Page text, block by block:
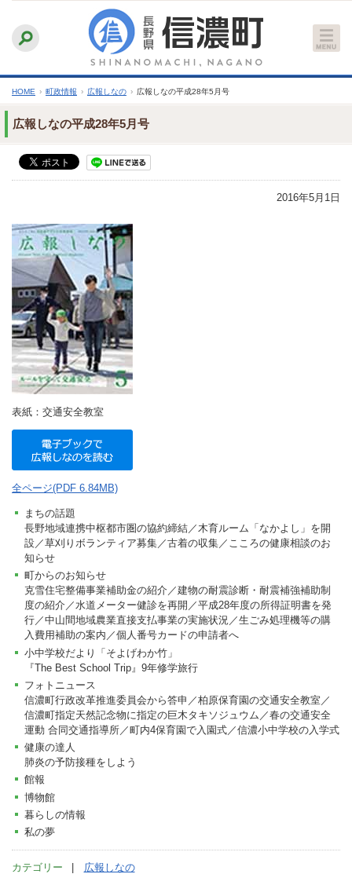
文
へ
ふりがなをつける
文字サイズ
縮小 標準 拡大
HOME › 町政情報 › 広報しなの › 広報しなの平成28年5月号
広報しなの平成28年5月号
2016年5月1日
表紙：交通安全教室
全ページ(PDF 6.84MB)
まちの話題
長野地域連携中枢都市圏の協約締結／木育ルーム「なかよし」を開
設／草刈りボランティア募集／古着の収集／こころの健康相談のお
知らせ
町からのお知らせ
克雪住宅整備事業補助金の紹介／建物の耐震診断・耐震補強補助制
度の紹介／水道メーター健診を再開／平成28年度の所得証明書を発
行／中山間地域農業直接支払事業の実施状況／生ごみ処理機等の購
入費用補助の案内／個人番号カードの申請者へ
小中学校だより「そよげわか竹」
『The Best School Trip』9年修学旅行
フォトニュース
信濃町行政改革推進委員会から答申／柏原保育園の交通安全教室／
信濃町指定天然記念物に指定の巨木タキソジュウム／春の交通安全
運動 合同交通指導所／町内4保育園で入園式／信濃小中学校の入学式
健康の達人
肺炎の予防接種をしよう
館報
博物館
暮らしの情報
私の夢
カテゴリー 広報しなの